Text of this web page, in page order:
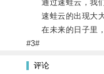
通过速蛙云，我们
速蛙云的出现大大
在未来的日子里，
#3#
评论